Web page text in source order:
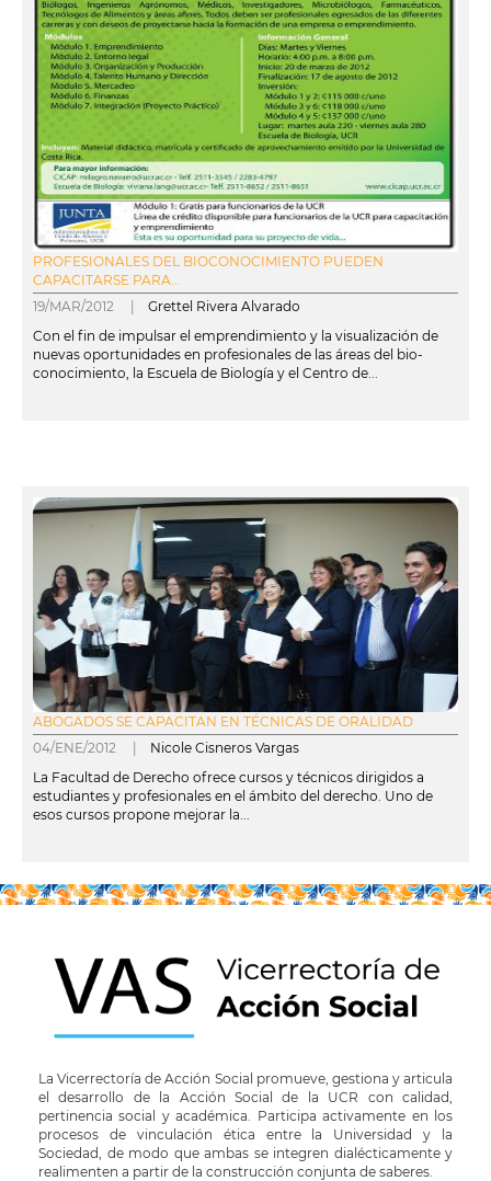
PROFESIONALES DEL BIOCONOCIMIENTO PUEDEN
CAPACITARSE PARA...
19/MAR/2012 | Grettel Rivera Alvarado
Con el fin de impulsar el emprendimiento y la visualización de
nuevas oportunidades en profesionales de las áreas del bio-
conocimiento, la Escuela de Biología y el Centro de...
ABOGADOS SE CAPACITAN EN TÉCNICAS DE ORALIDAD
04/ENE/2012 | Nicole Cisneros Vargas
La Facultad de Derecho ofrece cursos y técnicos dirigidos a
estudiantes y profesionales en el ámbito del derecho. Uno de
esos cursos propone mejorar la...
La Vicerrectoría de Acción Social promueve, gestiona y articula
el desarrollo de la Acción Social de la UCR con calidad,
pertinencia social y académica. Participa activamente en los
procesos de vinculación ética entre la Universidad y la
Sociedad, de modo que ambas se integren dialécticamente y
realimenten a partir de la construcción conjunta de saberes.